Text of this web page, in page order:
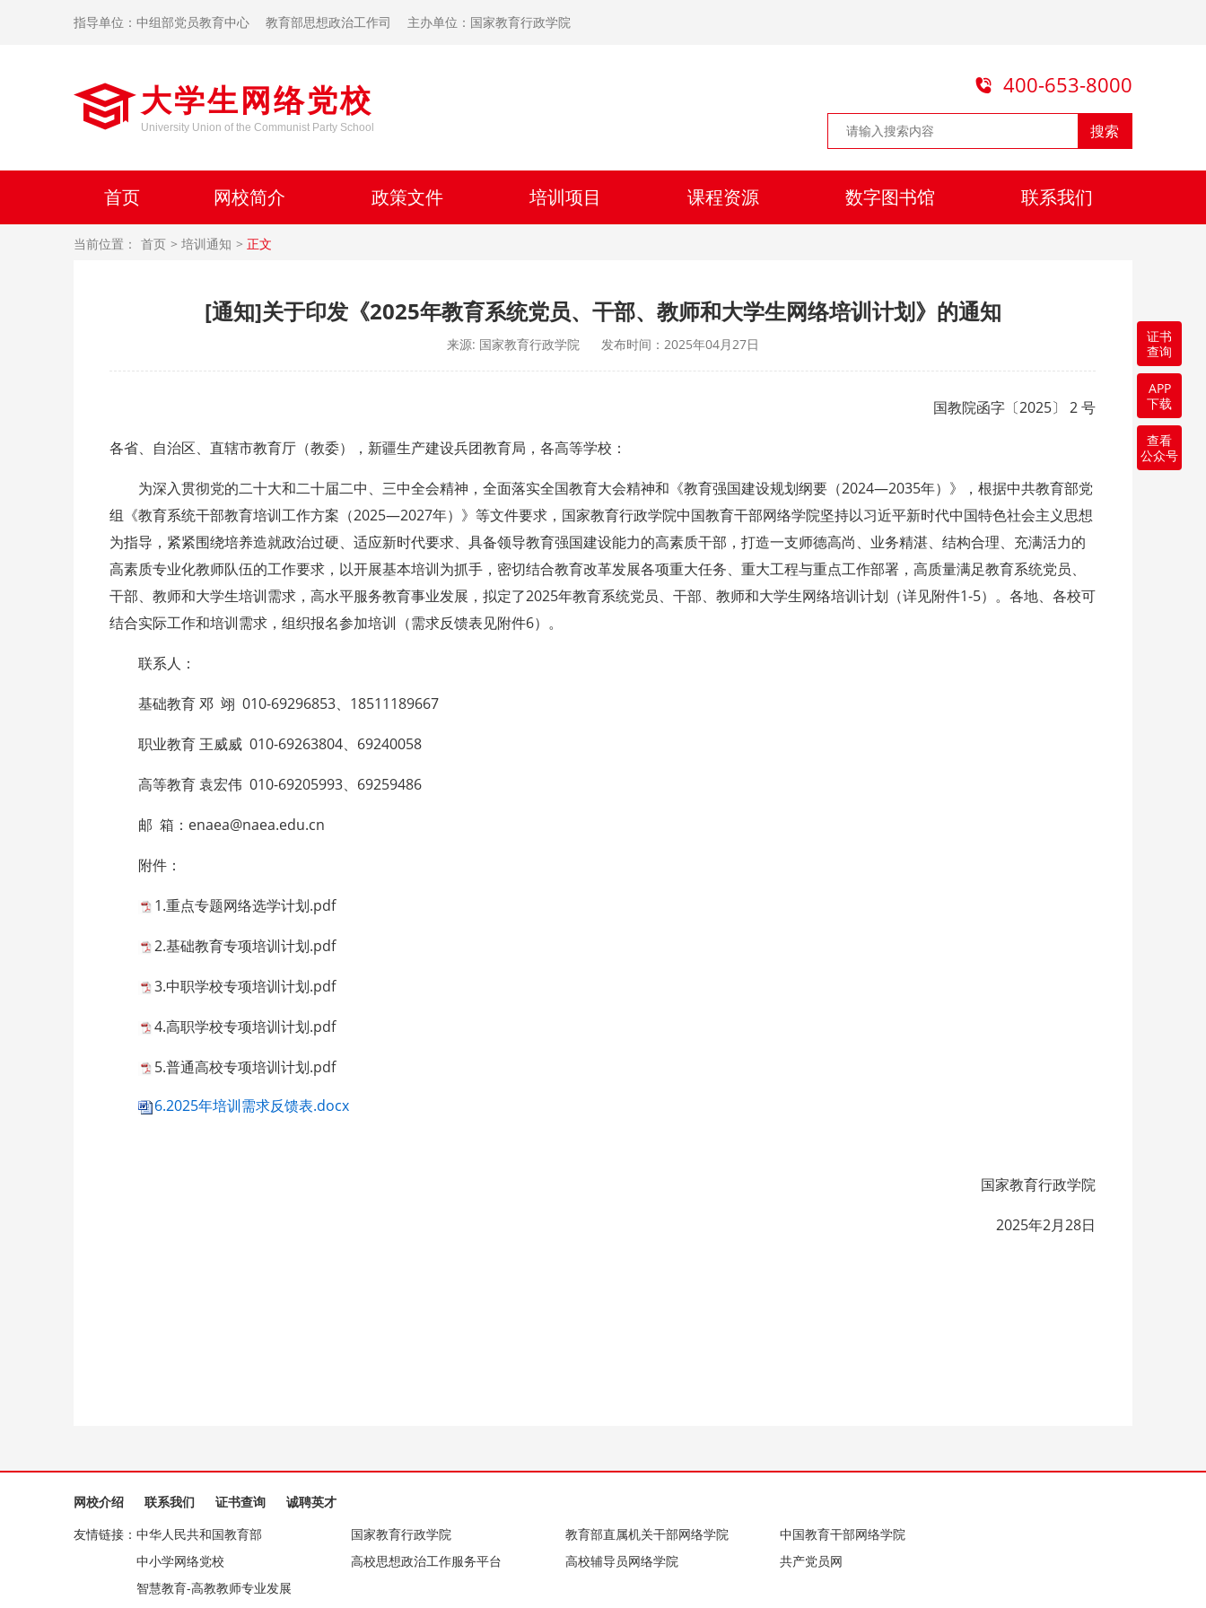
指导单位：中组部党员教育中心 教育部思想政治工作司 主办单位：国家教育行政学院
大学生网络党校
University Union of the Communist Party School
400-653-8000
搜索
首页 网校简介 政策文件 培训项目 课程资源 数字图书馆 联系我们
当前位置： 首页 培训通知 正文
[通知]关于印发《2025年教育系统党员、干部、教师和大学生网络培训计划》的通知
来源: 国家教育行政学院 发布时间：2025年04月27日
国教院函字〔2025〕 2 号
各省、自治区、直辖市教育厅（教委），新疆生产建设兵团教育局，各高等学校：
为深入贯彻党的二十大和二十届二中、三中全会精神，全面落实全国教育大会精神和《教育强国建设规划纲要（2024—2035年）》，根据中共教育部党
组《教育系统干部教育培训工作方案（2025—2027年）》等文件要求，国家教育行政学院中国教育干部网络学院坚持以习近平新时代中国特色社会主义思想
为指导，紧紧围绕培养造就政治过硬、适应新时代要求、具备领导教育强国建设能力的高素质干部，打造一支师德高尚、业务精湛、结构合理、充满活力的
高素质专业化教师队伍的工作要求，以开展基本培训为抓手，密切结合教育改革发展各项重大任务、重大工程与重点工作部署，高质量满足教育系统党员、
干部、教师和大学生培训需求，高水平服务教育事业发展，拟定了2025年教育系统党员、干部、教师和大学生网络培训计划（详见附件1-5）。各地、各校可
结合实际工作和培训需求，组织报名参加培训（需求反馈表见附件6）。
联系人：
基础教育 邓 翊 010-69296853、18511189667
职业教育 王威威 010-69263804、69240058
高等教育 袁宏伟 010-69205993、69259486
邮 箱：enaea@naea.edu.cn
附件：
1.重点专题网络选学计划.pdf
2.基础教育专项培训计划.pdf
3.中职学校专项培训计划.pdf
4.高职学校专项培训计划.pdf
5.普通高校专项培训计划.pdf
6.2025年培训需求反馈表.docx
国家教育行政学院
2025年2月28日
网校介绍 联系我们 证书查询
诚聘英才
友情链接： 中华人民共和国教育部 国家教育行政学院 教育部直属机关干部网络学院
中国教育干部网络学院
中小学网络党校
高校思想政治工作服务平台 高校辅导员网络学院
共产党员网
智慧教育-高教教师专业发展
证书
查询
APP
下载
查看
公众号